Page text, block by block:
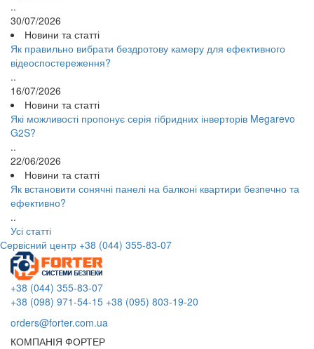
..
30/07/2026
Новини та статті
Як правильно вибрати бездротову камеру для ефективного
відеоспостереження?
..
16/07/2026
Новини та статті
Які можливості пропонує серія гібридних інверторів Megarevo
G2S?
..
22/06/2026
Новини та статті
Як встановити сонячні панелі на балконі квартири безпечно та
ефективно?
..
Усі статті
Сервісний центр +38 (044) 355-83-07
+38 (044) 355-83-07
+38 (098) 971-54-15 +38 (095) 803-19-20
orders@forter.com.ua
КОМПАНІЯ ФОРТЕР